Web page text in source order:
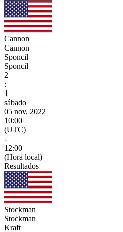
Cannon
Cannon
Sponcil
Sponcil
2
:
1
sábado
05 nov, 2022
10:00
(UTC)
-
12:00
(Hora local)
Resultados
Stockman
Stockman
Kraft